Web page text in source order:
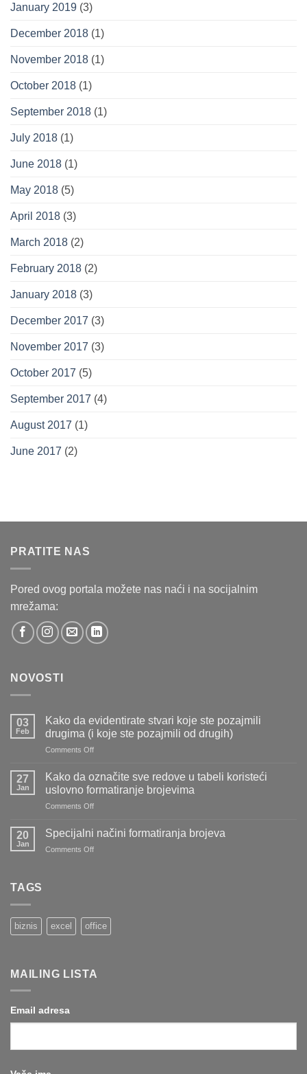
January 2019 (3)
December 2018 (1)
November 2018 (1)
October 2018 (1)
September 2018 (1)
July 2018 (1)
June 2018 (1)
May 2018 (5)
April 2018 (3)
March 2018 (2)
February 2018 (2)
January 2018 (3)
December 2017 (3)
November 2017 (3)
October 2017 (5)
September 2017 (4)
August 2017 (1)
June 2017 (2)
PRATITE NAS
Pored ovog portala možete nas naći i na socijalnim
mrežama:
NOVOSTI
03
Feb
Kako da evidentirate stvari koje ste pozajmili
drugima (i koje ste pozajmili od drugih)
Comments Offon
evidentirate
stvari
koje
pozajmili
27
Jan
Kako da označite sve redove u tabeli koristeći
uslovno formatiranje brojevima
Comments Offon
formatiranje
brojevima
20
Jan
Specijalni načini formatiranja brojeva
Comments Offon
TAGS
biznis excel office
MAILING LISTA
Email adresa